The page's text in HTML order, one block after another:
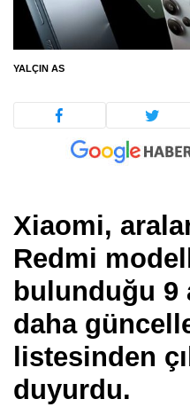
YALÇIN AS
Xiaomi,
Redmi
bulunduğu 9
daha
listesinden
duyurdu.